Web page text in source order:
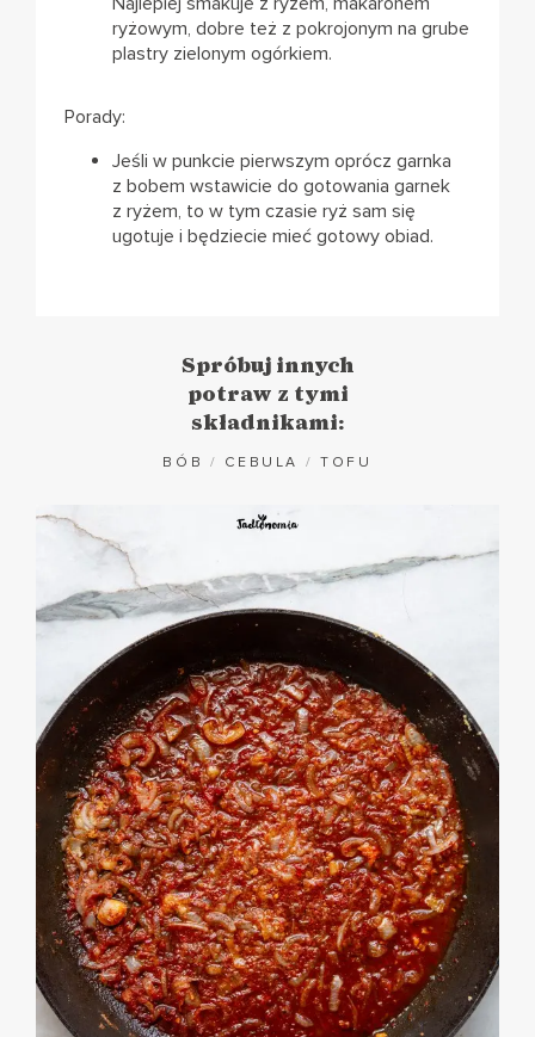
ryżowym, dobre też z pokrojonym na grube
plastry zielonym ogórkiem.
Porady:
Jeśli w punkcie pierwszym oprócz garnka
z bobem wstawicie do gotowania garnek
z ryżem, to w tym czasie ryż sam się
ugotuje i będziecie mieć gotowy obiad.
Spróbuj innych
potraw z tymi
składnikami:
BÓB / CEBULA /TOFU